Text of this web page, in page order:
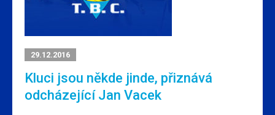
29.12.2016
Kluci jsou někde jinde, přiznává
odcházející Jan Vacek